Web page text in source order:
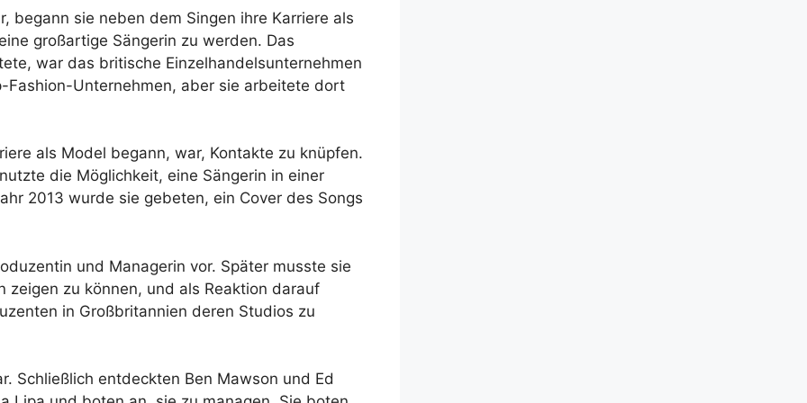
begann sie neben dem Singen ihre Karriere als
großartige Sängerin zu werden. Das
war das britische Einzelhandelsunternehmen
Fashion-Unternehmen, aber sie arbeitete dort
als Model begann, war, Kontakte zu knüpfen.
die Möglichkeit, eine Sängerin in einer
2013 wurde sie gebeten, ein Cover des Songs
und Managerin vor. Später musste sie
zu können, und als Reaktion darauf
in Großbritannien deren Studios zu
Schließlich entdeckten Ben Mawson und Ed